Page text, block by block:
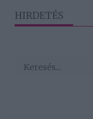
HIRDETÉS